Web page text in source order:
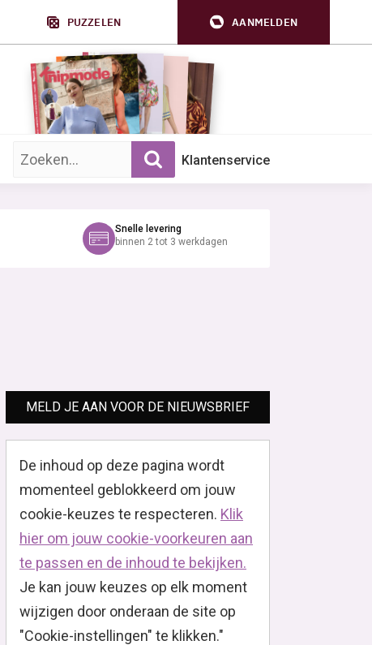
PUZZELEN AANMELDEN
Zoek op trefwoord: Klantenservice
Snelle levering
binnen 2 tot 3 werkdagen
MELD JE AAN VOOR DE NIEUWSBRIEF
De inhoud op deze pagina wordt
momenteel geblokkeerd om jouw
cookie-keuzes te respecteren. Klik
hier om jouw cookie-voorkeuren aan
te passen en de inhoud te bekijken.
Je kan jouw keuzes op elk moment
wijzigen door onderaan de site op
"Cookie-instellingen" te klikken."